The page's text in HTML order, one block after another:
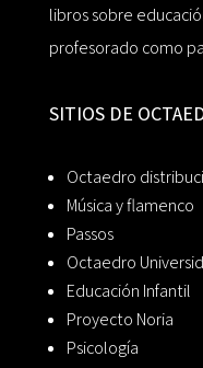
libros sobre
profesorado como
SITIOS DE
Octaedro
Música y flamenco
Passos
Octaedro
Educación Infantil
Proyecto Noria
Psicología